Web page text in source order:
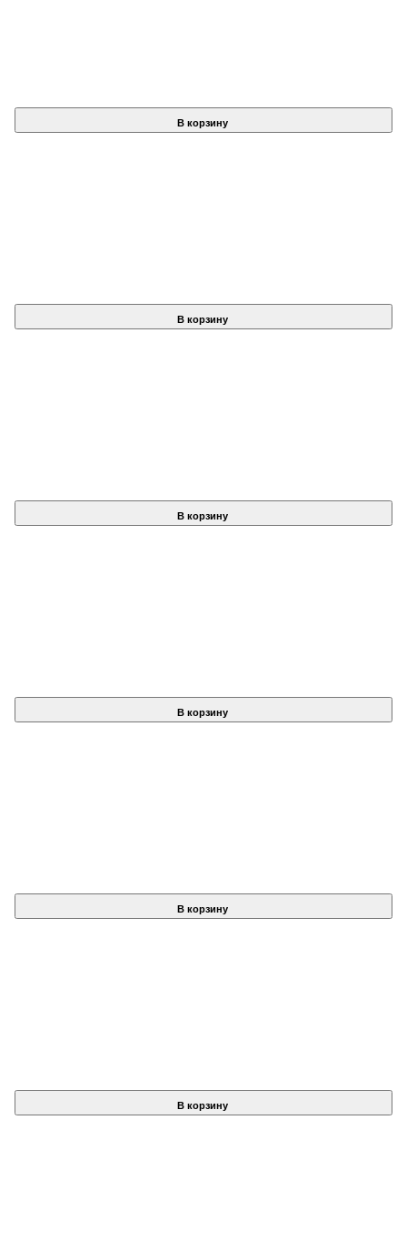
В корзину
В корзину
В корзину
В корзину
В корзину
В корзину